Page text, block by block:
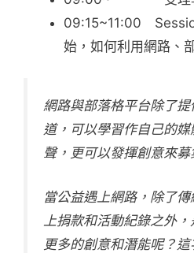
09:15~11:00
始，如何利用網路、
網路與部落格平台除了
道，可以學習作自己的
聲，更可以發揮創意來
當公益遇上網路，除了
上捐款和活動紀錄之外
更多的創意和潛能呢？